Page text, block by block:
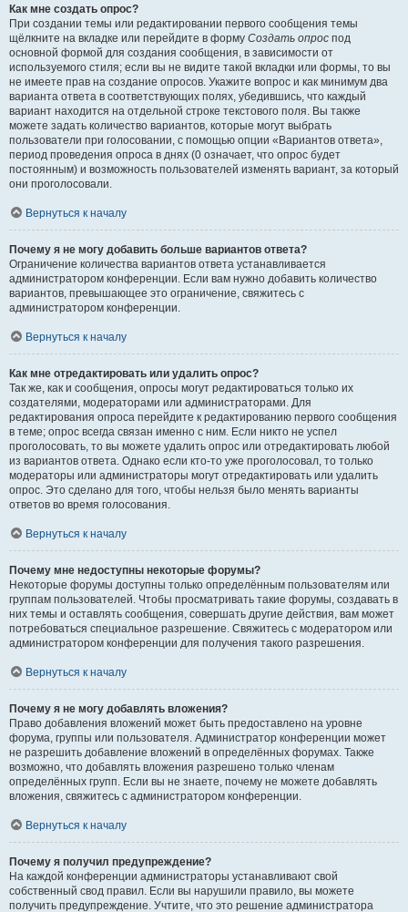
Как мне создать опрос?
При создании темы или редактировании первого сообщения темы
щёлкните на вкладке или перейдите в форму Создать опрос под
основной формой для создания сообщения, в зависимости от
используемого стиля; если вы не видите такой вкладки или формы, то вы
не имеете прав на создание опросов. Укажите вопрос и как минимум два
варианта ответа в соответствующих полях, убедившись, что каждый
вариант находится на отдельной строке текстового поля. Вы также
можете задать количество вариантов, которые могут выбрать
пользователи при голосовании, с помощью опции «Вариантов ответа»,
период проведения опроса в днях (0 означает, что опрос будет
постоянным) и возможность пользователей изменять вариант, за который
они проголосовали.
Вернуться к началу
Почему я не могу добавить больше вариантов ответа?
Ограничение количества вариантов ответа устанавливается
администратором конференции. Если вам нужно добавить количество
вариантов, превышающее это ограничение, свяжитесь с
администратором конференции.
Вернуться к началу
Как мне отредактировать или удалить опрос?
Так же, как и сообщения, опросы могут редактироваться только их
создателями, модераторами или администраторами. Для
редактирования опроса перейдите к редактированию первого сообщения
в теме; опрос всегда связан именно с ним. Если никто не успел
проголосовать, то вы можете удалить опрос или отредактировать любой
из вариантов ответа. Однако если кто-то уже проголосовал, то только
модераторы или администраторы могут отредактировать или удалить
опрос. Это сделано для того, чтобы нельзя было менять варианты
ответов во время голосования.
Вернуться к началу
Почему мне недоступны некоторые форумы?
Некоторые форумы доступны только определённым пользователям или
группам пользователей. Чтобы просматривать такие форумы, создавать в
них темы и оставлять сообщения, совершать другие действия, вам может
потребоваться специальное разрешение. Свяжитесь с модератором или
администратором конференции для получения такого разрешения.
Вернуться к началу
Почему я не могу добавлять вложения?
Право добавления вложений может быть предоставлено на уровне
форума, группы или пользователя. Администратор конференции может
не разрешить добавление вложений в определённых форумах. Также
возможно, что добавлять вложения разрешено только членам
определённых групп. Если вы не знаете, почему не можете добавлять
вложения, свяжитесь с администратором конференции.
Вернуться к началу
Почему я получил предупреждение?
На каждой конференции администраторы устанавливают свой
собственный свод правил. Если вы нарушили правило, вы можете
получить предупреждение. Учтите, что это решение администратора